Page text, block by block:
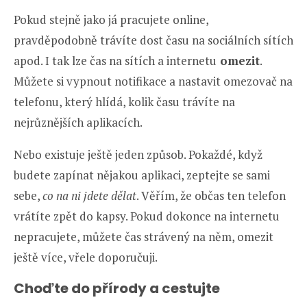
Pokud stejně jako já pracujete online,
pravděpodobně trávíte dost času na sociálních sítích
apod. I tak lze čas na sítích a internetu omezit.
Můžete si vypnout notifikace a nastavit omezovač na
telefonu, který hlídá, kolik času trávíte na
nejrůznějších aplikacích.
Nebo existuje ještě jeden způsob. Pokaždé, když
budete zapínat nějakou aplikaci, zeptejte se sami
sebe,co na ni jdete dělat. Věřím, že občas ten telefon
vrátíte zpět do kapsy. Pokud dokonce na internetu
nepracujete, můžete čas strávený na něm, omezit
ještě více, vřele doporučuji.
Choďte do přírody a cestujte